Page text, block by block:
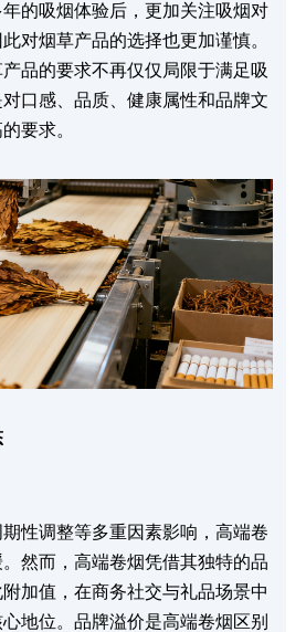
的吸烟体验后，更加关注吸烟对
对烟草产品的选择也更加谨慎。
品的要求不再仅仅局限于满足吸
口感、品质、健康属性和品牌文
要求。
性调整等多重因素影响，高端卷
然而，高端卷烟凭借其独特的品
加值，在商务社交与礼品场景中
地位。品牌溢价是高端卷烟区别